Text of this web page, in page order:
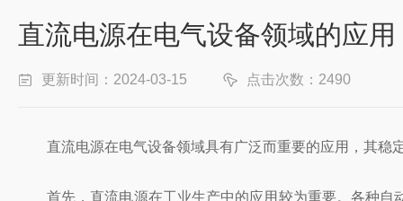
直流电源在电气设备领域的应用
更新时间：2024-03-15 点击次数：2490
直流电源在电气设备领域具有广泛而重要的应用，其
首先，直流电源在工业生产中的应用较为重要。各种